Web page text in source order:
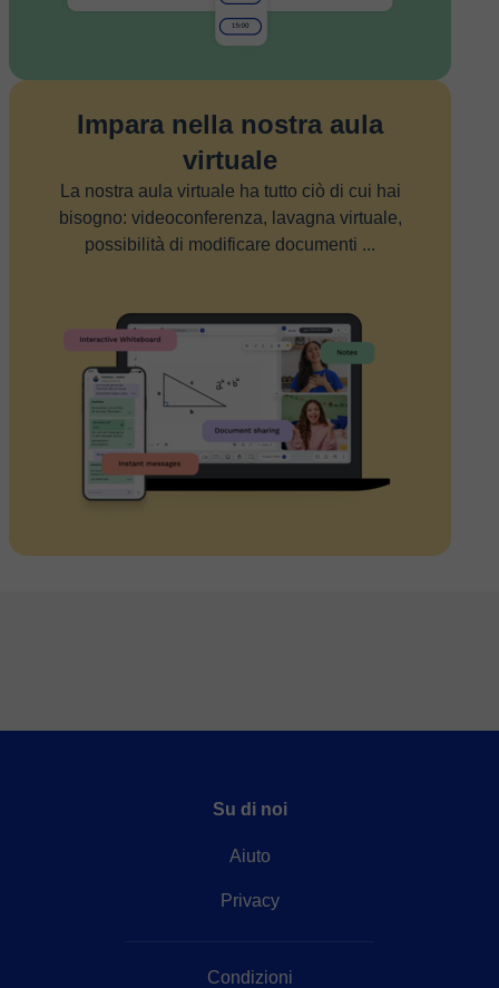
Impara nella nostra aula
virtuale
La nostra aula virtuale ha tutto ciò di cui hai
bisogno: videoconferenza, lavagna virtuale,
possibilità di modificare documenti ...
Su di noi
Aiuto
Privacy
Condizioni